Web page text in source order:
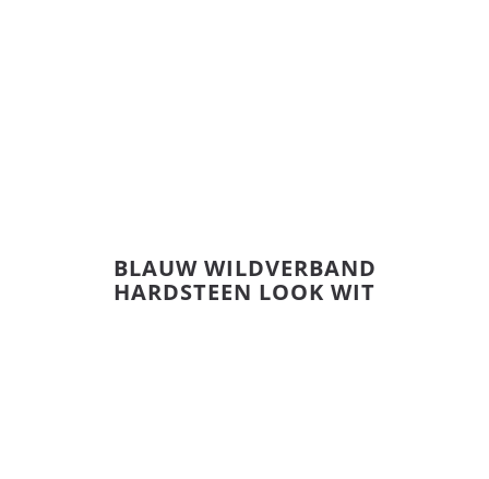
BLAUW WILDVERBAND
HARDSTEEN LOOK WIT